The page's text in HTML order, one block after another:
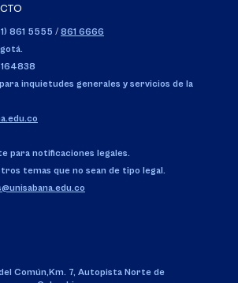
861 5555 / 861 6666
inquietudes generales y servicios de la
para notificaciones legales.
temas que no sean de tipo legal.
Común,Km. 7, Autopista Norte de